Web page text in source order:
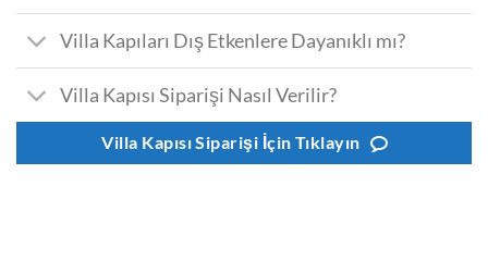
Villa Kapıları Dış Etkenlere Dayanıklı mı?
Villa Kapısı Siparişi Nasıl Verilir?
Villa Kapısı Siparişi İçin Tıklayın